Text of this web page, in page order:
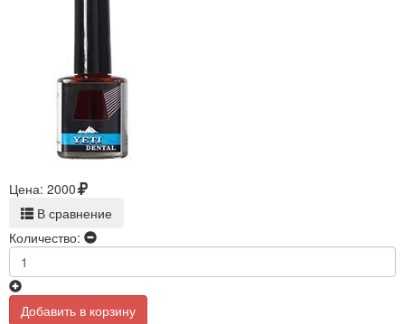
Цена: 2000
В сравнение
Количество:
Добавить в корзину